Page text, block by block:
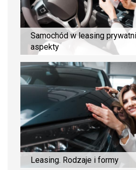
Samochód w leasing
aspekty
Leasing. Rodzaje i formy